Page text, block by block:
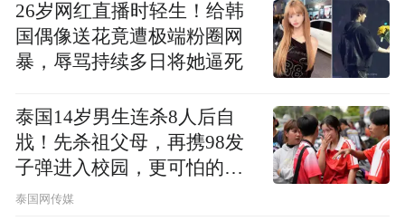
26岁网红直播时轻生！给韩
国偶像送花竟遭极端粉圈网
暴，辱骂持续多日将她逼死
泰国14岁男生连杀8人后自
戕！先杀祖父母，再携98发
子弹进入校园，更可怕的细
节公布了
泰国网传媒